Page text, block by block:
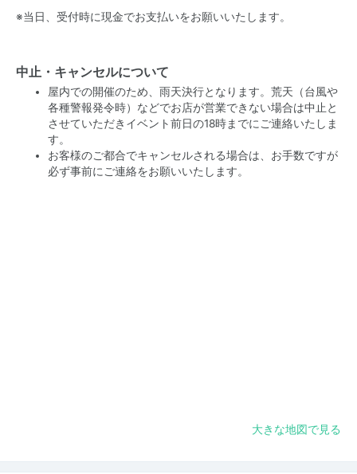
※当日、受付時に現金でお支払いをお願いいたします。
中止・キャンセルについて
屋内での開催のため、雨天決行となります。荒天（台風や
各種警報発令時）などでお店が営業できない場合は中止と
させていただきイベント前日の18時までにご連絡いたしま
す。
お客様のご都合でキャンセルされる場合は、お手数ですが
必ず事前にご連絡をお願いいたします。
大きな地図で見る